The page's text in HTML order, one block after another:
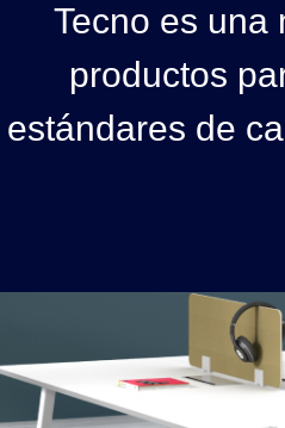
Tecno es una
productos
estándares de